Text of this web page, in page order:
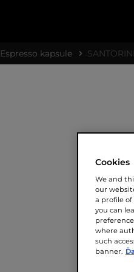
Espresso kapsule
Cookies
We and
our
a profile of
you can
where
such
banner.